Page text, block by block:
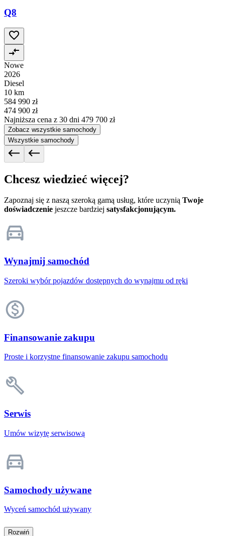
Q8
Nowe
2026
Diesel
10 km
584 990 zł
474 900 zł
Najniższa cena z 30 dni 479 700 zł
Zobacz wszystkie samochody
Wszystkie samochody
Chcesz wiedzieć więcej?
Zapoznaj się z naszą szeroką gamą usług, które uczynią Twoje
doświadczenie jeszcze bardziej satysfakcjonującym.
Wynajmij samochód
Szeroki wybór pojazdów dostępnych do wynajmu od ręki
Finansowanie zakupu
Proste i korzystne finansowanie zakupu samochodu
Serwis
Umów wizytę serwisową
Samochody używane
Wyceń samochód używany
Rozwiń